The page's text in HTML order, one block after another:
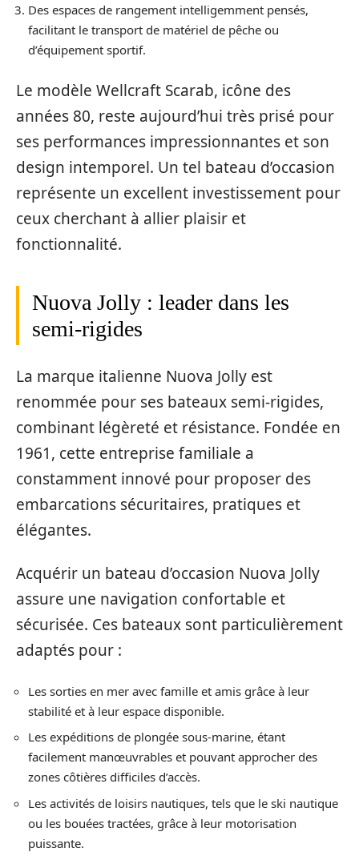
Des espaces de rangement intelligemment pensés,
facilitant le transport de matériel de pêche ou
d’équipement sportif.
Le modèle Wellcraft Scarab, icône des
années 80, reste aujourd’hui très prisé pour
ses performances impressionnantes et son
design intemporel. Un tel bateau d’occasion
représente un excellent investissement pour
ceux cherchant à allier plaisir et
fonctionnalité.
Nuova Jolly : leader dans les
semi-rigides
La marque italienne Nuova Jolly est
renommée pour ses bateaux semi-rigides,
combinant légèreté et résistance. Fondée en
1961, cette entreprise familiale a
constamment innové pour proposer des
embarcations sécuritaires, pratiques et
élégantes.
Acquérir un bateau d’occasion Nuova Jolly
assure une navigation confortable et
sécurisée. Ces bateaux sont particulièrement
adaptés pour :
Les sorties en mer avec famille et amis grâce à leur
stabilité et à leur espace disponible.
Les expéditions de plongée sous-marine, étant
facilement manœuvrables et pouvant approcher des
zones côtières difficiles d’accès.
Les activités de loisirs nautiques, tels que le ski nautique
ou les bouées tractées, grâce à leur motorisation
puissante.